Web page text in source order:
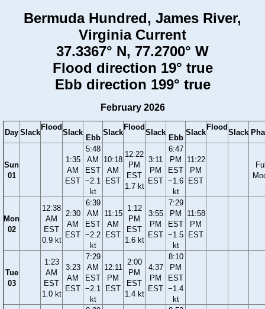
Bermuda Hundred, James River,
Virginia Current
37.3367° N, 77.2700° W
Flood direction 19° true
Ebb direction 199° true
February 2026
Day Slack
Flood
Slack
Ebb
Slack
Flood
Slack
Ebb
Slack
Flood
Slack
Sun
01
1:35
AM
EST
5:48
AM
EST
−2.1
kt
10:18
AM
EST
12:22
PM
EST
1.7 kt
3:11
PM
EST
6:47
PM
EST
−1.6
kt
11:22
PM
EST
Mon
02
12:38
AM
EST
0.9 kt
2:30
AM
EST
6:39
AM
EST
−2.2
kt
11:15
AM
EST
1:12
PM
EST
1.6 kt
3:55
PM
EST
7:29
PM
EST
−1.5
kt
11:58
PM
EST
Tue
03
1:23
AM
EST
1.0 kt
3:23
AM
EST
7:29
AM
EST
−2.1
kt
12:11
PM
EST
2:00
PM
EST
1.4 kt
4:37
PM
EST
8:10
PM
EST
−1.4
kt